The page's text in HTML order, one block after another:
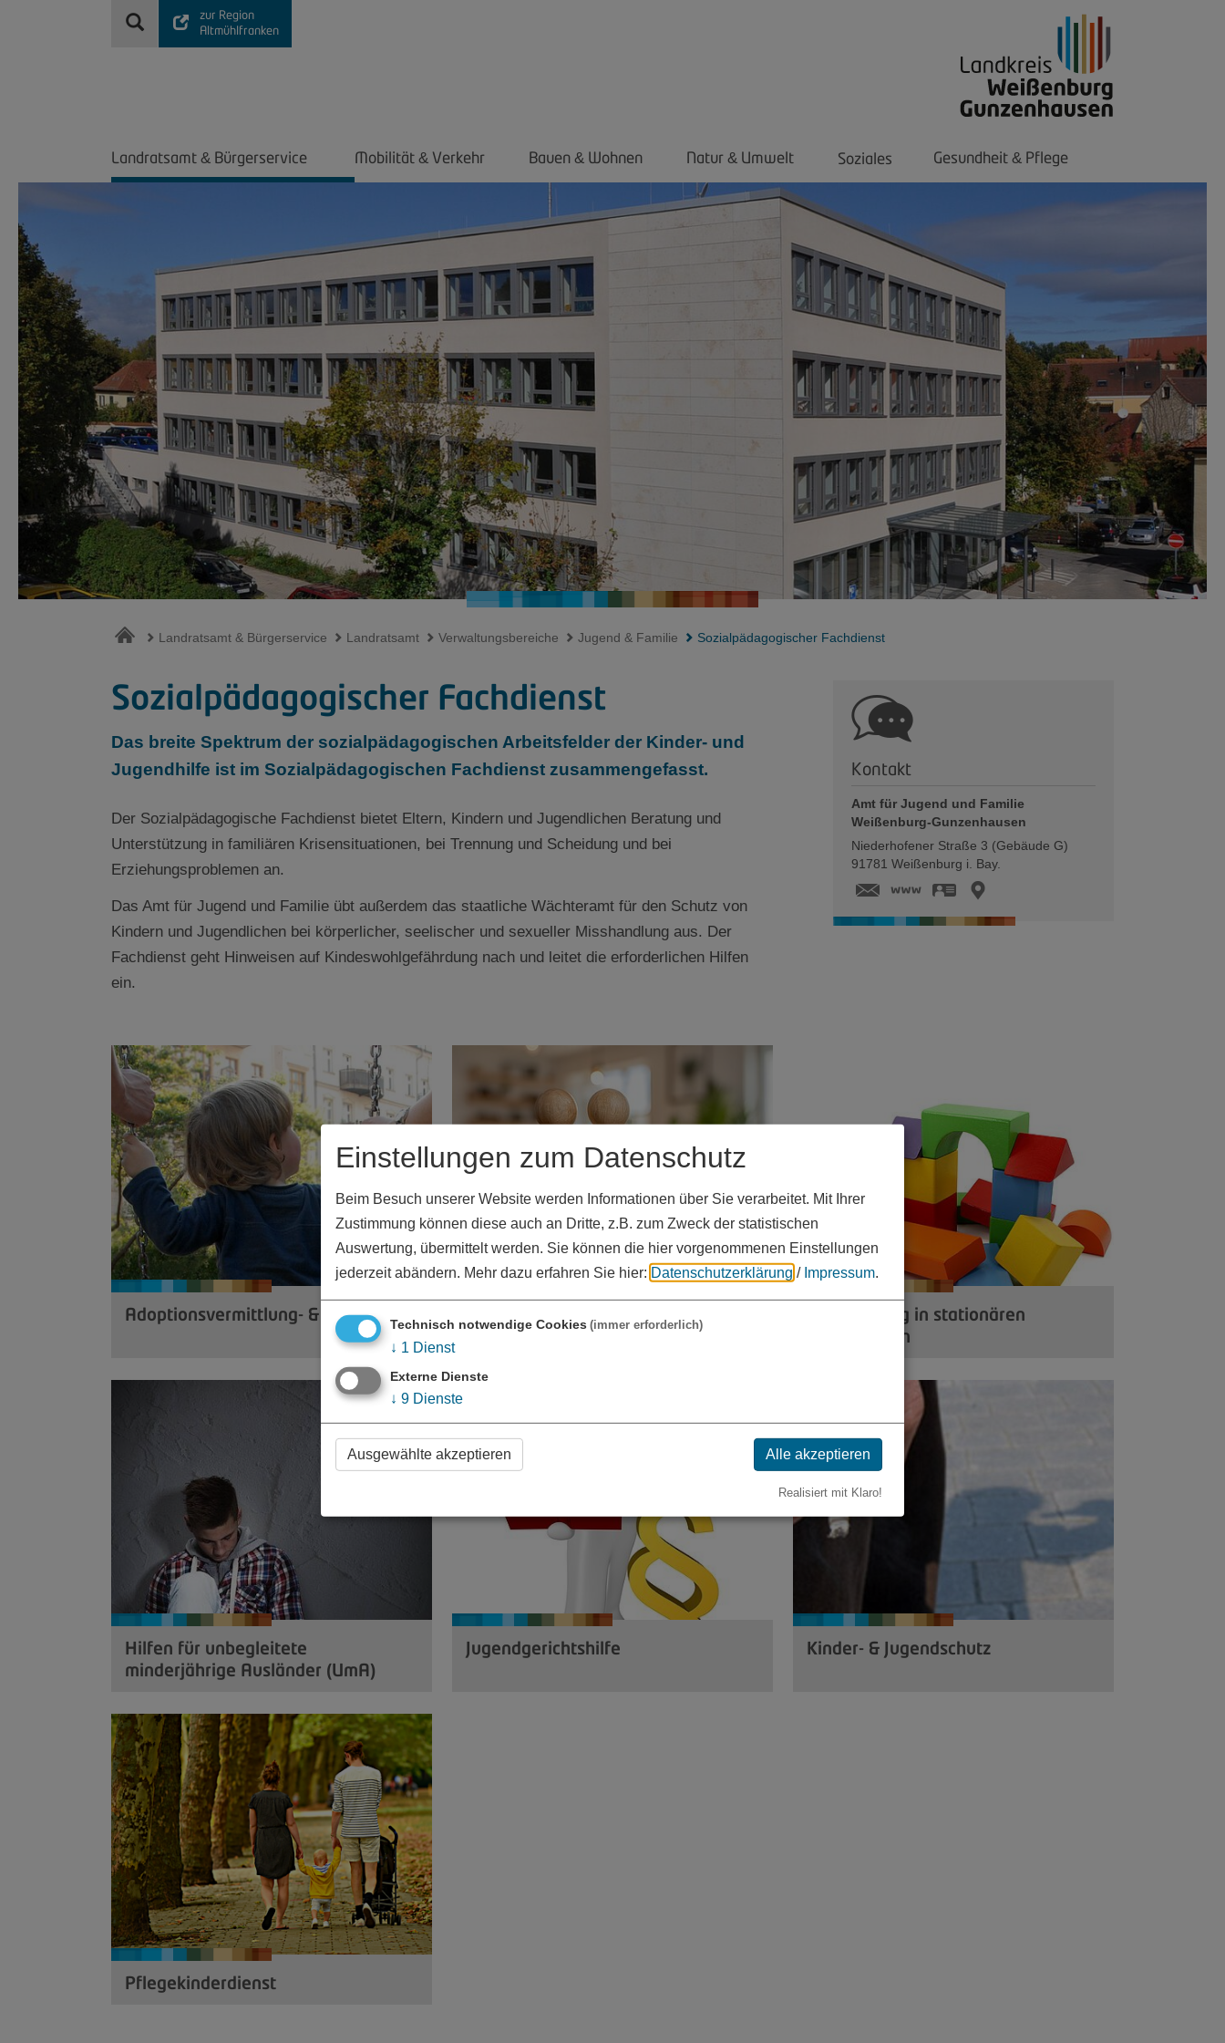
zur Region
Altmühlfranken
Landratsamt & Bürgerservice Mobilität & Verkehr Bauen & Wohnen Natur & Umwelt Soziales Gesundheit & Pflege
Landratsamt & Bürgerservice Landratsamt Verwaltungsbereiche Jugend & Familie Sozialpädagogischer Fachdienst
Kontakt
Amt für Jugend und Familie
Weißenburg-Gunzenhausen
Niederhofener Straße 3 (Gebäude G)
91781 Weißenburg i. Bay.
https://www.landkreis-wug.de
vCard
Sozialpädagogischer Fachdienst
Das breite Spektrum der sozialpädagogischen Arbeitsfelder der Kinder- und
Jugendhilfe ist im Sozialpädagogischen Fachdienst zusammengefasst.
Der Sozialpädagogische Fachdienst bietet Eltern, Kindern und Jugendlichen Beratung und
Unterstützung in familiären Krisensituationen, bei Trennung und Scheidung und bei
Erziehungsproblemen an.
Das Amt für Jugend und Familie übt außerdem das staatliche Wächteramt für den Schutz von
Kindern und Jugendlichen bei körperlicher, seelischer und sexueller Misshandlung aus. Der
Fachdienst geht Hinweisen auf Kindeswohlgefährdung nach und leitet die erforderlichen Hilfen
ein.
Adoptionsvermittlung- & beratung Bezirkssozialarbeit
Hilfeplanung in stationären
Wohnformen
Hilfen für unbegleitete
minderjährige Ausländer (UmA)
Jugendgerichtshilfe Kinder- & Jugendschutz
Pflegekinderdienst
Einstellungen zum Datenschutz
Beim Besuch unserer Website werden Informationen über Sie verarbeitet. Mit Ihrer
Zustimmung können diese auch an Dritte, z.B. zum Zweck der statistischen
Auswertung, übermittelt werden. Sie können die hier vorgenommenen Einstellungen
jederzeit abändern. Mehr dazu erfahren Sie hier: Datenschutzerklärung / Impressum.
Technisch notwendige Cookies (immer erforderlich)
↓ 1 Dienst
Externe Dienste
↓ 9 Dienste
Ausgewählte akzeptieren Alle akzeptieren
Realisiert mit Klaro!